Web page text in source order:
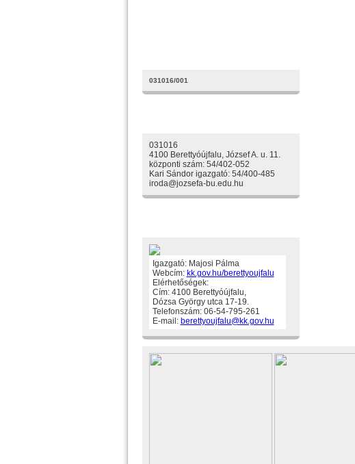
031016/001
031016
4100 Berettyóújfalu, József A. u. 11.
központi szám: 54/402-052
Kari Sándor igazgató: 54/400-485
iroda@jozsefa-bu.edu.hu
Igazgató: Majosi Pálma
Webcím: kk.gov.hu/berettyoujfalu
Elérhetőségek:
Cím: 4100 Berettyóújfalu,
Dózsa György utca 17-19.
Telefonszám: 06-54-795-261
E-mail: berettyoujfalu@kk.gov.hu